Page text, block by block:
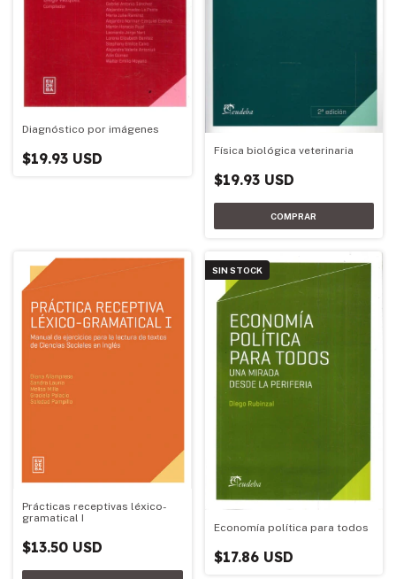
Diagnóstico por imágenes
$19.93 USD Física biológica veterinaria
$19.93 USD
Prácticas receptivas léxico-
gramatical I
$13.50 USD
SIN STOCK
Economía política para todos
$17.86 USD